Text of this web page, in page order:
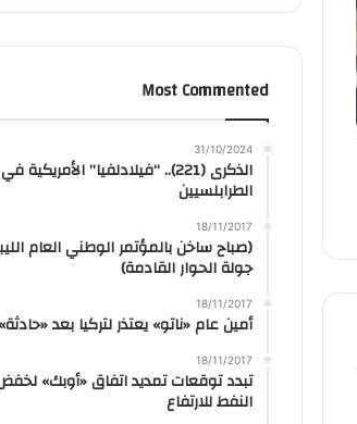
Most Commented
31/10/2024
الذكرى (221).. “فيلادلفيا”
الطرابلسيين
18/11/2017
(صباح ساخن بالمؤتمر الوطني العام
جولة الحوار القادمة)
18/11/2017
أمين عام «ناتو» يعتذر لتركيا بعد
18/11/2017
تبدد توقعات تمديد اتفاق «أوبك» لخفض
النفط للارتفاع